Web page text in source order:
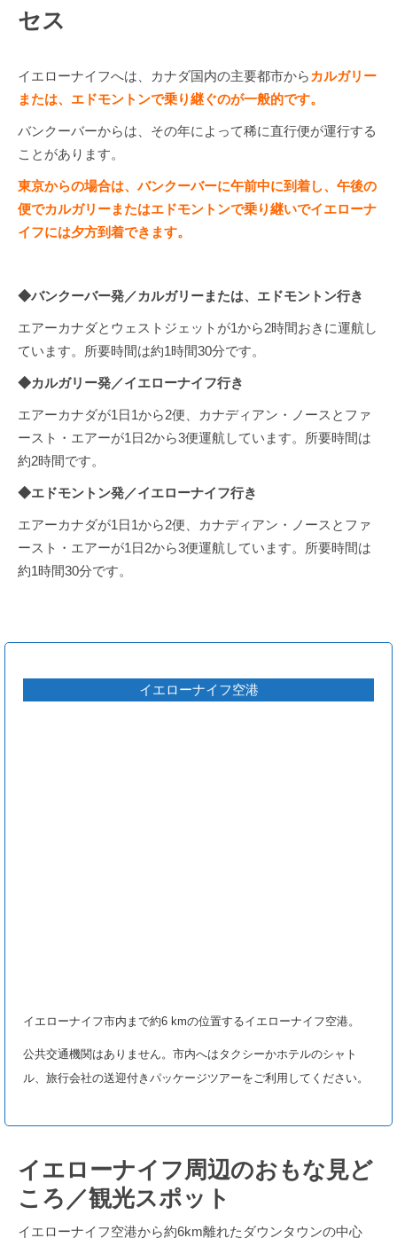
セス
イエローナイフへは、カナダ国内の主要都市から カルガリー
または、 エドモントンで乗り継ぐのが一般的です。
バンクーバーからは、その年によって稀に直行便が運行する
ことがあります。
東京からの場合は、バンクーバーに午前中に到着し、午後の
便でカルガリーまたはエドモントンで乗り継いでイエローナ
イフには夕方到着できます。
◆バンクーバー発／カルガリーまたは、エドモントン行き
エアーカナダとウェストジェットが1から2時間おきに運航し
ています。所要時間は約1時間30分です。
◆カルガリー発／イエローナイフ行き
エアーカナダが1日1から2便、カナディアン・ノースとファ
ースト・エアーが1日2から3便運航しています。所要時間は
約2時間です。
◆エドモントン発／イエローナイフ行き
エアーカナダが1日1から2便、カナディアン・ノースとファ
ースト・エアーが1日2から3便運航しています。所要時間は
約1時間30分です。
イエローナイフ空港
イエローナイフ市内まで約6 kmの位置するイエローナイフ空港。
公共交通機関はありません。市内へはタクシーかホテルのシャト
ル、旅行会社の送迎付きパッケージツアーをご利用してください。
イエローナイフ周辺のおもな見ど
ころ／観光スポット
イエローナイフ空港から約6km離れたダウンタウンの中心